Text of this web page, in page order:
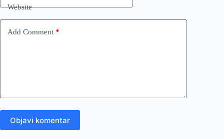
Website
Add Comment *
Objavi komentar